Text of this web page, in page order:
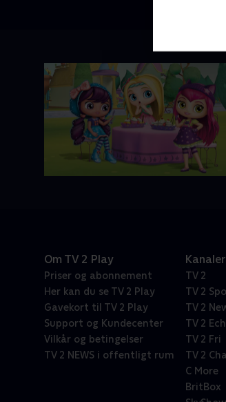
Om TV 2 Play
Priser og abonnement
Her kan du se TV 2 Play
Gavekort til TV 2 Play
Support og Kundecenter
Vilkår og betingelser
TV 2 NEWS i offentligt rum
Kanaler
TV 2
TV 2
TV 2
TV 2
TV 2 Fri
TV 2
C More
BritBox